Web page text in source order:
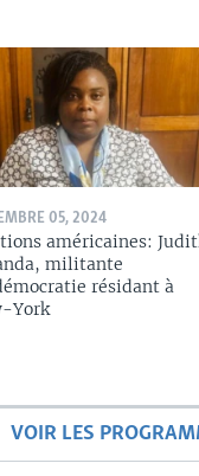
05, 2024
américaines:
militante
résidant à
York
VOIR LES